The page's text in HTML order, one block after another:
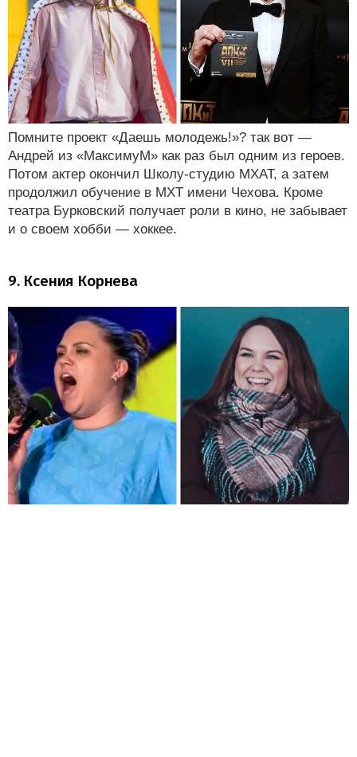
Помните проект «Даешь молодежь!»? так вот —
Андрей из «МаксимуМ» как раз был одним из героев.
Потом актер окончил Школу-студию МХАТ, а затем
продолжил обучение в МХТ имени Чехова. Кроме
театра Бурковский получает роли в кино, не забывает
и о своем хобби — хоккее.
9. Ксения Корнева